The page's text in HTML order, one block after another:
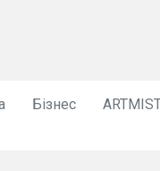
Бізнес